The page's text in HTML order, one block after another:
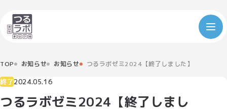
TOP お知らせ お知らせ つるラボゼミ2024【終了しました】
終了2024.05.16
つるラボゼミ2024【終了しまし